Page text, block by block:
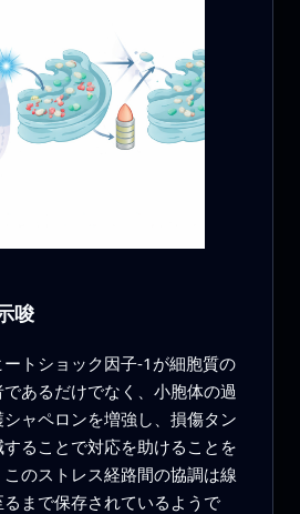
唆
トショック因子‑1が細胞質の
あるだけでなく、小胞体の過
ャペロンを増強し、損傷タン
ることで対応を助けることを
のストレス経路間の協調は線
まで保存されているようで